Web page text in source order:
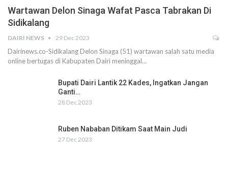
Wartawan Delon Sinaga Wafat Pasca Tabrakan Di
Sidikalang
DAIRI NEWS 29 Dec 2023
Dairinews.co-Sidikalang Delon Sinaga (51) wartawan salah satu media
online bertugas di Kabupaten Dairi meninggal…
Bupati Dairi Lantik 22 Kades, Ingatkan Jangan
Ganti…
28 Dec 2023
Ruben Nababan Ditikam Saat Main Judi
27 Dec 2023